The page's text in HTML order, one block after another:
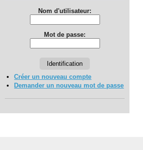
Nom d'utilisateur:
Mot de passe:
Créer un nouveau compte
Demander un nouveau mot de passe